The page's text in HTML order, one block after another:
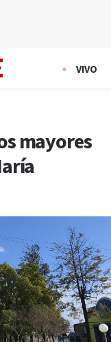
VIVO
mayores